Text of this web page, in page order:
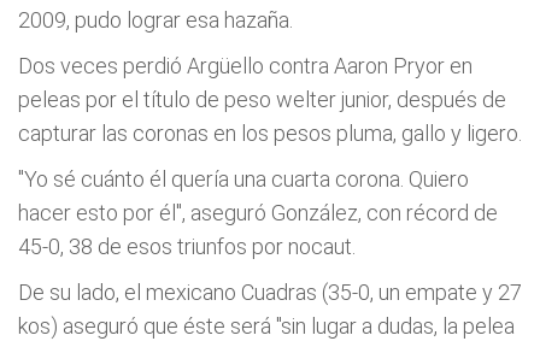
2009, pudo lograr esa hazaña.
Dos veces perdió Argüello contra Aaron Pryor en
peleas por el título de peso welter junior, después de
capturar las coronas en los pesos pluma, gallo y ligero.
"Yo sé cuánto él quería una cuarta corona. Quiero
hacer esto por él", aseguró González, con récord de
45-0, 38 de esos triunfos por nocaut.
De su lado, el mexicano Cuadras (35-0, un empate y 27
kos) aseguró que éste será "sin lugar a dudas, la pelea